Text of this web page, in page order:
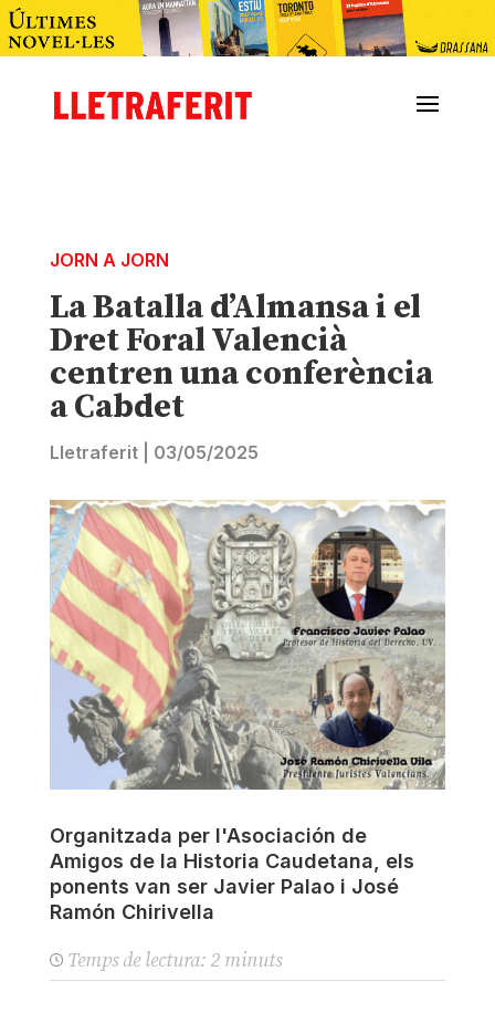
JORN A JORN
La Batalla d’Almansa i el
Dret Foral Valencià
centren una conferència
a Cabdet
Lletraferit| 03/05/2025
Organitzada per l'Asociación de
Amigos de la Historia Caudetana, els
ponents van ser Javier Palao i José
Ramón Chirivella
Temps de lectura: 2 minuts